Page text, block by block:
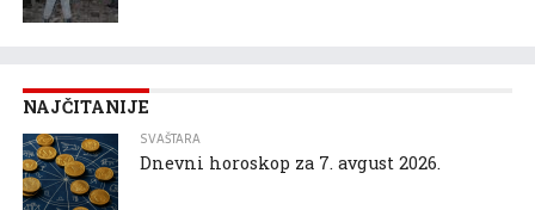
NAJČITANIJE
SVAŠTARA
Dnevni horoskop za 7. avgust 2026.